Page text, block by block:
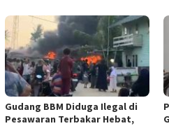
Gudang BBM Diduga Ilegal di
Pesawaran Terbakar Hebat,